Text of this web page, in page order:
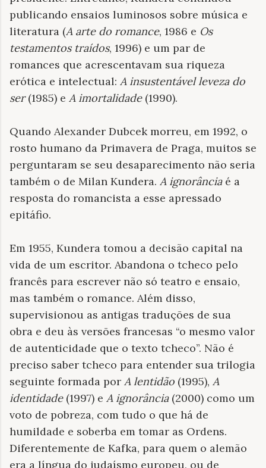
publicando ensaios luminosos sobre música e
literatura (A arte do romance, 1986 e Os
testamentos traídos, 1996) e um par de
romances que acrescentavam sua riqueza
erótica e intelectual: A insustentável leveza do
ser(1985) e A imortalidade (1990).
Quando Alexander Dubcek morreu, em 1992, o
rosto humano da Primavera de Praga, muitos se
perguntaram se seu desaparecimento não seria
também o de Milan Kundera. A ignorância é a
resposta do romancista a esse apressado
epitáfio.
Em 1955, Kundera tomou a decisão capital na
vida de um escritor. Abandona o tcheco pelo
francês para escrever não só teatro e ensaio,
mas também o romance. Além disso,
supervisionou as antigas traduções de sua
obra e deu às versões francesas “o mesmo valor
de autenticidade que o texto tcheco”. Não é
preciso saber tcheco para entender sua trilogia
seguinte formada por A lentidão (1995), A
identidade(1997) e A ignorância(2000) como um
voto de pobreza, com tudo o que há de
humildade e soberba em tomar as Ordens.
Diferentemente de Kafka, para quem o alemão
era a língua do judaísmo europeu, ou de